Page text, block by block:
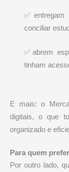
✅entregam
conciliar
✅abrem
tinham
E mais: o
digitais, o que
organizado e
Para quem
Por outro lado,